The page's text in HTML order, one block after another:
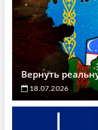
Вернуть
18.07.2026